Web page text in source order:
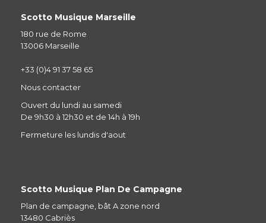
Scotto Musique Marseille
180 rue de Rome
13006 Marseille
+33 (0)4 91 37 58 65
Nous contacter
Ouvert du lundi au samedi
De 9h30 à 12h30 et de 14h à 19h
Fermeture les lundis d'aout
Scotto Musique Plan De Campagne
Plan de campagne, bât A zone nord
13480 Cabriès